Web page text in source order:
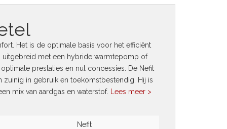
Het is de optimale basis voor het efficiënt
uitgebreid met een hybride warmtepomp of
prestaties en nul concessies. De Nefit
zuinig in gebruik en toekomstbestendig. Hij is
mix van aardgas en waterstof.
Lees meer >
Nefit